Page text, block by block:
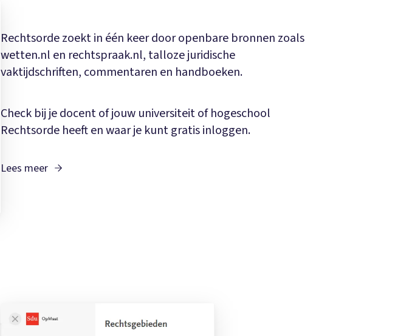
Rechtsorde zoekt in één keer door openbare bronnen zoals
wetten.nl en rechtspraak.nl, talloze juridische
vaktijdschriften, commentaren en handboeken.
Check bij je docent of jouw universiteit of hogeschool
Rechtsorde heeft en waar je kunt gratis inloggen.
Lees meer